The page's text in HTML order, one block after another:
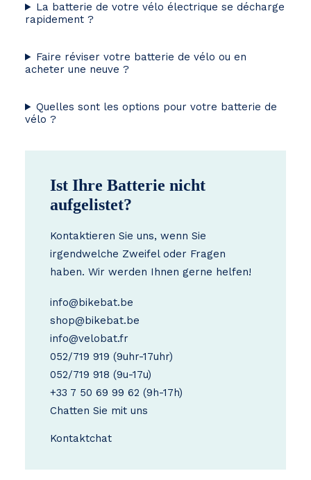
La batterie de votre vélo électrique se décharge
rapidement ?
Faire réviser votre batterie de vélo ou en
acheter une neuve ?
Quelles sont les options pour votre batterie de
vélo ?
Ist Ihre Batterie nicht
aufgelistet?
Kontaktieren Sie uns, wenn Sie
irgendwelche Zweifel oder Fragen
haben. Wir werden Ihnen gerne helfen!
info@bikebat.be
shop@bikebat.be
info@velobat.fr
052/719 919 (9uhr-17uhr)
052/719 918 (9u-17u)
+33 7 50 69 99 62 (9h-17h)
Chatten Sie mit uns
Kontaktchat